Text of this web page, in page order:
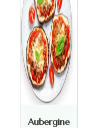
Aubergine